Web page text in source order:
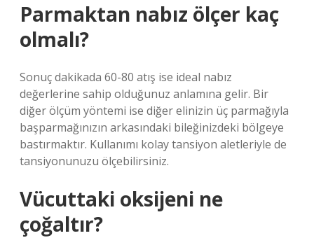
Parmaktan nabız ölçer kaç
olmalı?
Sonuç dakikada 60-80 atış ise ideal nabız
değerlerine sahip olduğunuz anlamına gelir. Bir
diğer ölçüm yöntemi ise diğer elinizin üç parmağıyla
başparmağınızın arkasındaki bileğinizdeki bölgeye
bastırmaktır. Kullanımı kolay tansiyon aletleriyle de
tansiyonunuzu ölçebilirsiniz.
Vücuttaki oksijeni ne
çoğaltır?